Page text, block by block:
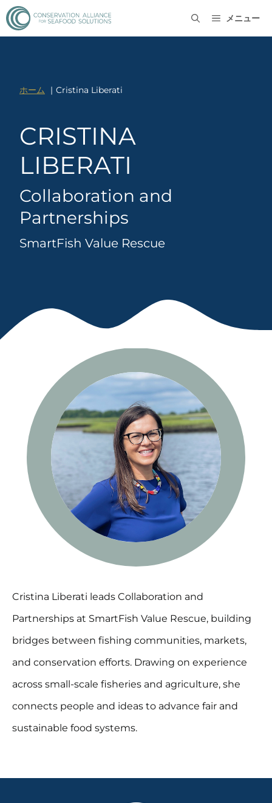
メニュー
ホーム Cristina Liberati
CRISTINA
LIBERATI
Collaboration and
Partnerships
SmartFish Value Rescue
Cristina Liberati leads Collaboration and
Partnerships at SmartFish Value Rescue, building
bridges between fishing communities, markets,
and conservation efforts. Drawing on experience
across small-scale fisheries and agriculture, she
connects people and ideas to advance fair and
sustainable food systems.